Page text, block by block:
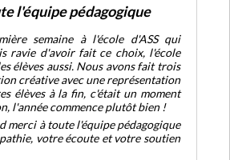
l'équipe pédagogique
semaine à l'école d'ASS qui
ravie d'avoir fait ce choix, l'école
élèves aussi. Nous avons fait trois
créative avec une représentation
élèves à la fin, c'était un moment
l'année commence plutôt bien !
merci à toute l'équipe pédagogique
votre écoute et votre soutien